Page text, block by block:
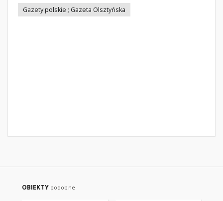
Gazety polskie ; Gazeta Olsztyńska
OBIEKTY podobne